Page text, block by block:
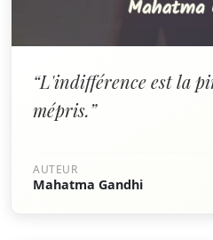
“L'indifférence est la
mépris.”
AUTEUR
Mahatma Gandhi